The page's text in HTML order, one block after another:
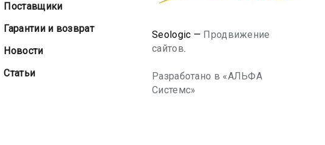
Seologic — Продвижение
сайтов.
Разработано в «АЛЬФА
Системс»
Поставщики
Гарантии и возврат
Новости
Статьи